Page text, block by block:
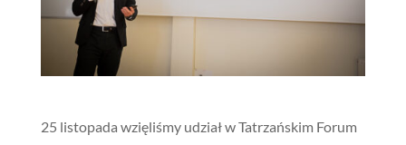
25 listopada wzięliśmy udział w Tatrzańskim Forum